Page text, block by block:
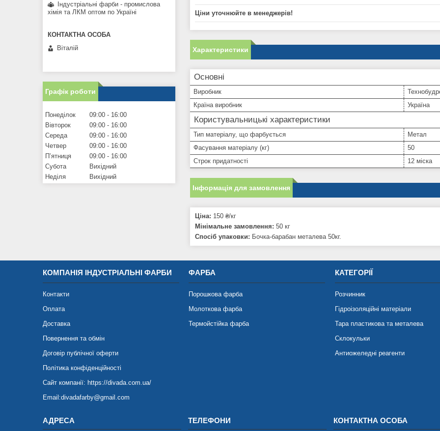
Ціни уточнюйте в менеджерів!
Характеристики
Основні
Виробник
Країна виробник
Україна
Користувальницькі характеристики
Тип матеріалу, що фарбується
Метал
Фасування матеріалу (кг)
50
Строк придатності
12 міска
Інформація для замовлення
Ціна: 150 ₴/кг
Мінімальне замовлення: 50 кг
Спосіб упаковки: Бочка-барабан металева 50кг.
Індустріальні фарби - промислова
хімія та ЛКМ оптом по Україні
Віталій
Графік роботи
Понеділок 09:00
16:00
Вівторок
09:00
16:00
Середа
09:00
16:00
Четвер
09:00
16:00
Пʼятниця
09:00
16:00
Субота
Вихідний
Неділя
Вихідний
КОМПАНІЯ ІНДУСТРІАЛЬНІ ФАРБИ
Контакти
Оплата
Доставка
Повернення та обмін
Договір публічної оферти
Політика конфіденційності
Сайт компанії: https://divada.com.ua/
Email:divadafarby@gmail.com
ФАРБА
Порошкова фарба
Молоткова фарба
Термойстійка фарба
КАТЕГОРІЇ
Розчинник
Гідроізоляційні матеріали
Тара пластикова та металева
Склокульки
Антиожеледні реагенти